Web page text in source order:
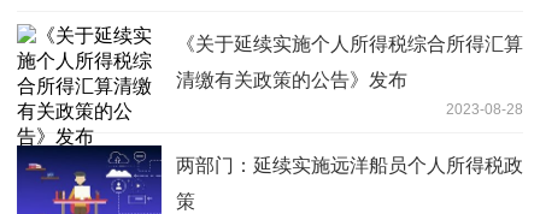
《关于延续实施个人所得税综合所得汇算
清缴有关政策的公告》发布
2023-08-28
两部门：延续实施远洋船员个人所得税政
策